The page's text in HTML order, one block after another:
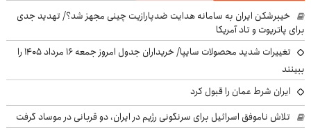
خیبرشکن ایران به سامانه هدایت ضدپارازیت چینی مجهز شد؟/ تهدید جدی
برای پاتریوت و تاد آمریکا
تغییرات شدید محصولات سایپا/ خریداران جدول امروز جمعه ۱۶ مرداد ۱۴۰۵ را
ببینند
ایران شرط عمان را قبول کرد
تلاش ناموفق اسرائیل برای سرنگونی رژیم در ایران، دو قربانی در موساد گرفت